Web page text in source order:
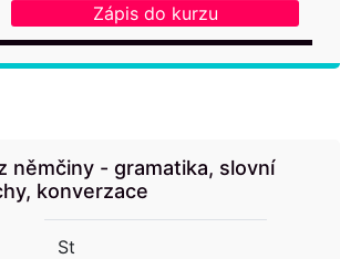
Zápis do kurzu
němčiny - gramatika, slovní
konverzace
St